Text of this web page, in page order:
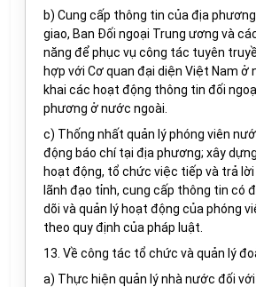
b) Cung cấp thông tin của địa
giao, Ban Đối ngoại Trung ương và
năng để phục vụ công tác tuyên
hợp với Cơ quan đại diện Việt Nam ở
khai các hoạt động thông tin đối
phương ở nước ngoài.
c) Thống nhất quản lý phóng viên
động báo chí tại địa phương; xây
hoạt động, tổ chức việc tiếp và trả lời
lãnh đạo tỉnh, cung cấp thông tin có
dõi và quản lý hoạt động của phóng
theo quy định của pháp luật.
13. Về công tác tổ chức và quản lý
a) Thực hiện quản lý nhà nước đối